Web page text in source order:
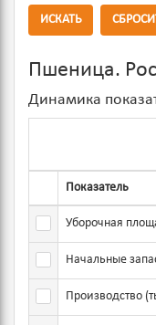
ИСКАТЬ
Пшеница.
Динамика
Показатель
Выбрать показатель
Уборочная
Выбрать показатель
Начальные
Выбрать показатель
Производство